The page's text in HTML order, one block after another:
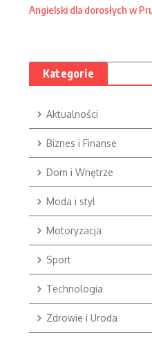
Angielski dla dorosłych w
Kategorie
Aktualności
Biznes i Finanse
Dom i Wnętrze
Moda i styl
Motoryzacja
Sport
Technologia
Zdrowie i Uroda